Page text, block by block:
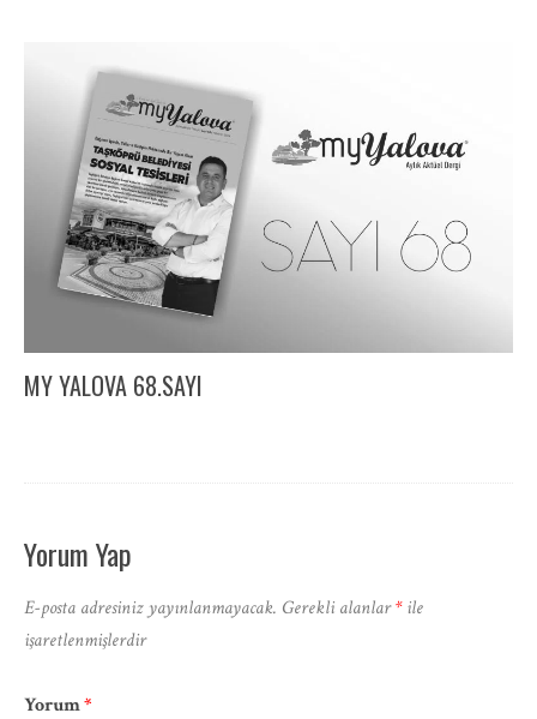
MY YALOVA 68.SAYI
Yorum Yap
E-posta adresiniz yayınlanmayacak. Gerekli alanlar*ile
işaretlenmişlerdir
Yorum*